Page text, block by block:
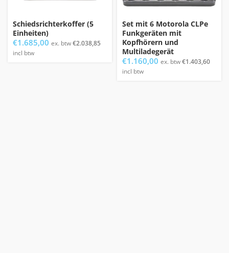
Schiedsrichterkoffer (5
Einheiten)
€1.685,00 ex. btw€2.038,85
incl btw
Set mit 6 Motorola CLPe
Funkgeräten mit
Kopfhörern und
Multiladegerät
€1.160,00 ex. btw€1.403,60
incl btw